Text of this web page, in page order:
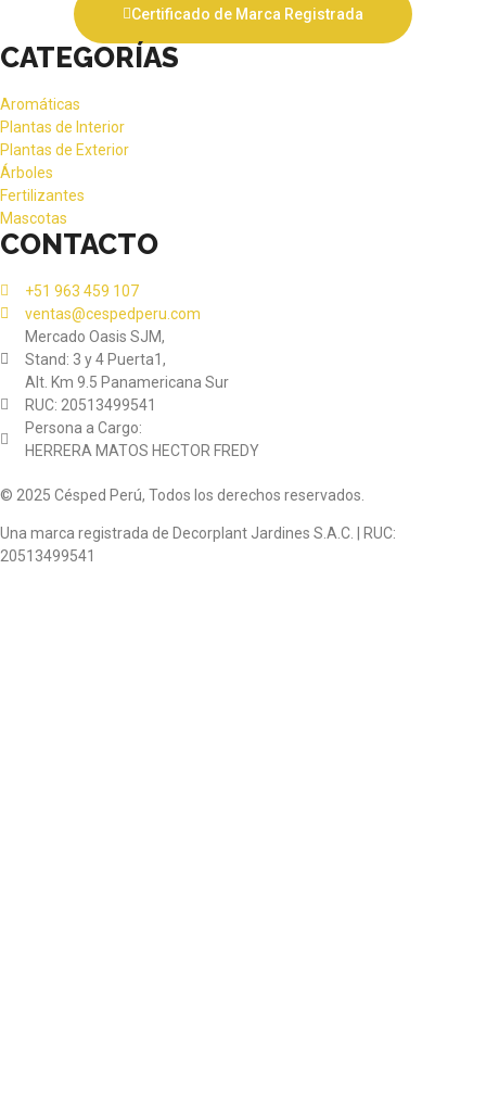
Certificado de Marca Registrada
CATEGORÍAS
Aromáticas
Plantas de Interior
Plantas de Exterior
Árboles
Fertilizantes
Mascotas
CONTACTO
+51 963 459 107
ventas@cespedperu.com
Mercado Oasis SJM,
Stand: 3 y 4 Puerta1,
Alt. Km 9.5 Panamericana Sur
RUC: 20513499541
Persona a Cargo:
HERRERA MATOS HECTOR FREDY
© 2025 Césped Perú, Todos los derechos reservados.
Una marca registrada de Decorplant Jardines S.A.C. | RUC:
20513499541